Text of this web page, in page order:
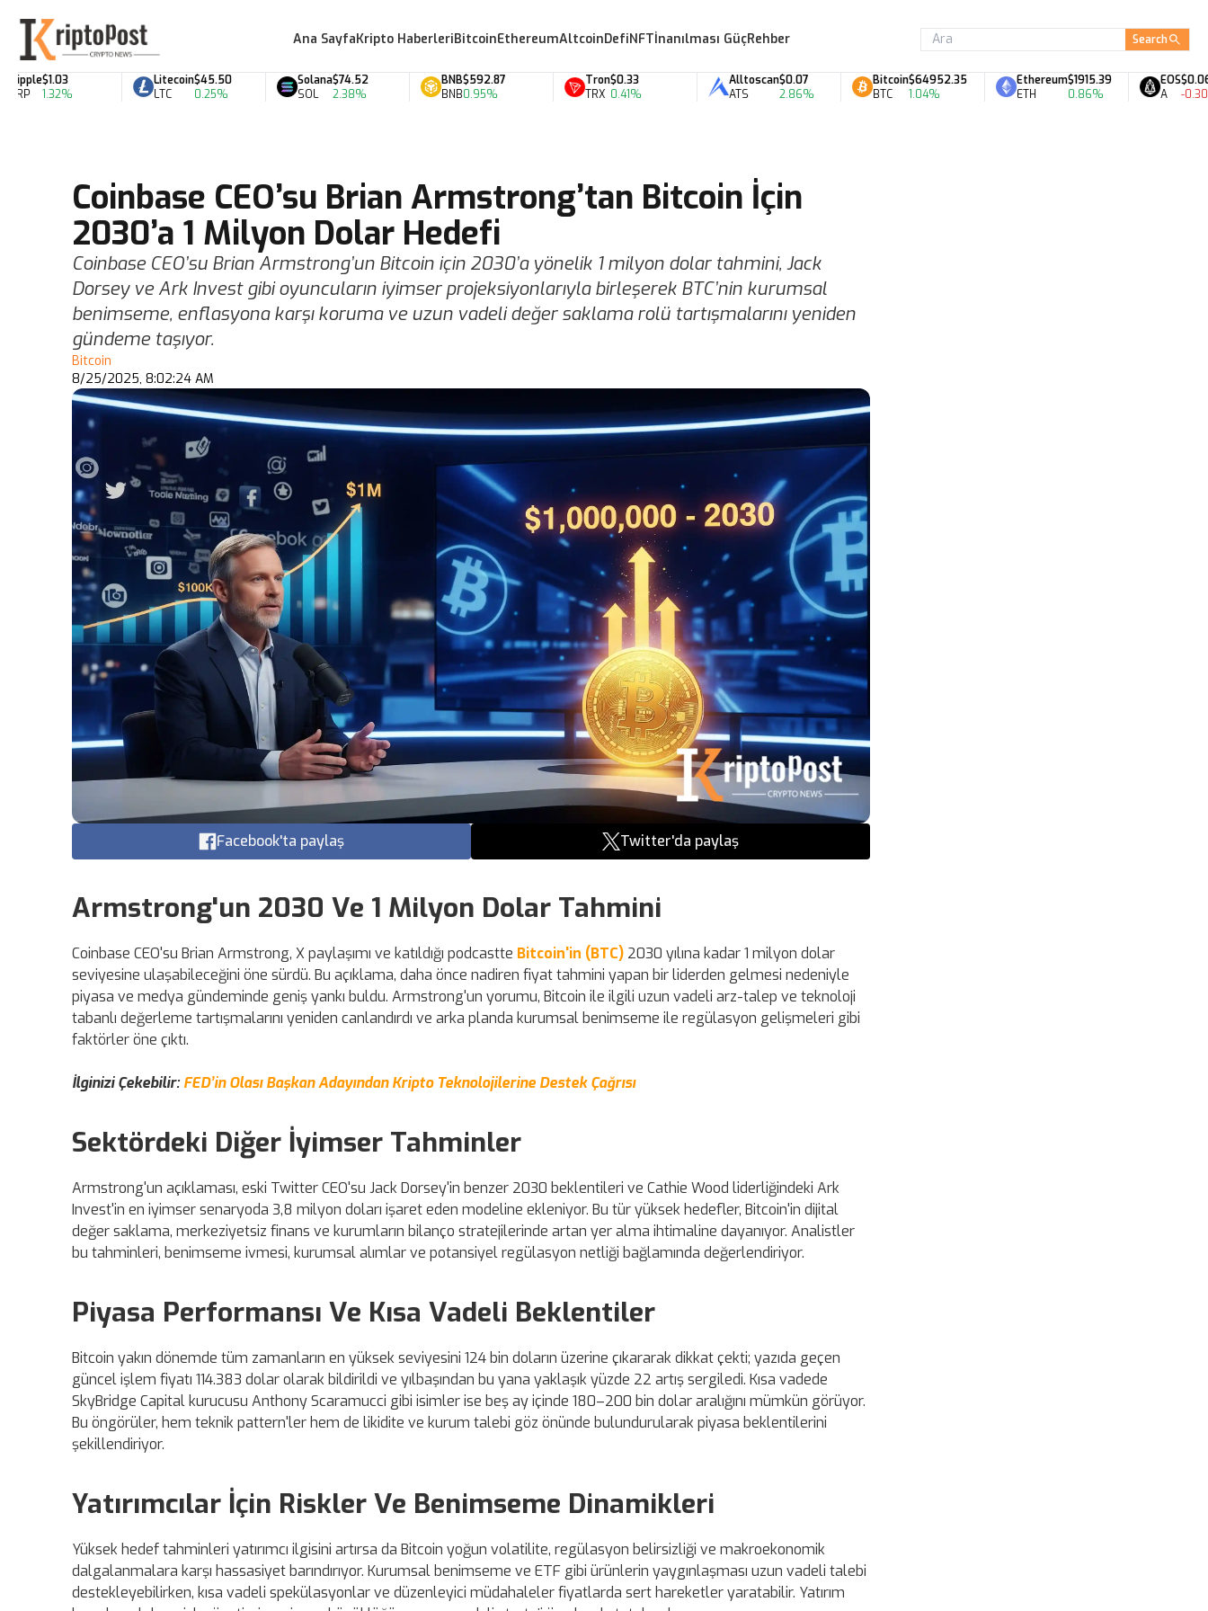
Ana SayfaKripto HaberleriBitcoinEthereumAltcoinDefiNFTİnanılması GüçRehber Search
$1.03
1.32%
Litecoin
LTC
$45.50
0.25%
Solana
SOL
$74.52
2.38%
BNB
BNB
$592.87
0.95%
Tron
TRX
$0.33
0.41%
Alltoscan
ATS
$0.07
2.86%
Bitcoin
BTC
$64952.35
1.04%
Ethereum
ETH
$1915.39
0.86%
EOS$0.06
-0.30%
Coinbase CEO’su Brian Armstrong’tan Bitcoin İçin
2030’a 1 Milyon Dolar Hedefi
Coinbase CEO’su Brian Armstrong’un Bitcoin için 2030’a yönelik 1 milyon dolar tahmini, Jack
Dorsey ve Ark Invest gibi oyuncuların iyimser projeksiyonlarıyla birleşerek BTC’nin kurumsal
benimseme, enflasyona karşı koruma ve uzun vadeli değer saklama rolü tartışmalarını yeniden
gündeme taşıyor.
Bitcoin
8/25/2025, 8:02:24 AM
Facebook'ta paylaş Twitter'da paylaş
Armstrong'un 2030 Ve 1 Milyon Dolar Tahmini
Coinbase CEO'su Brian Armstrong, X paylaşımı ve katıldığı podcastte Bitcoin'in (BTC) 2030 yılına kadar 1 milyon dolar
seviyesine ulaşabileceğini öne sürdü. Bu açıklama, daha önce nadiren fiyat tahmini yapan bir liderden gelmesi nedeniyle
piyasa ve medya gündeminde geniş yankı buldu. Armstrong'un yorumu, Bitcoin ile ilgili uzun vadeli arz-talep ve teknoloji
tabanlı değerleme tartışmalarını yeniden canlandırdı ve arka planda kurumsal benimseme ile regülasyon gelişmeleri gibi
faktörler öne çıktı.
İlginizi Çekebilir:FED’in Olası Başkan Adayından Kripto Teknolojilerine Destek Çağrısı
Sektördeki Diğer İyimser Tahminler
Armstrong'un açıklaması, eski Twitter CEO'su Jack Dorsey'in benzer 2030 beklentileri ve Cathie Wood liderliğindeki Ark
Invest'in en iyimser senaryoda 3,8 milyon doları işaret eden modeline ekleniyor. Bu tür yüksek hedefler, Bitcoin'in dijital
değer saklama, merkeziyetsiz finans ve kurumların bilanço stratejilerinde artan yer alma ihtimaline dayanıyor. Analistler
bu tahminleri, benimseme ivmesi, kurumsal alımlar ve potansiyel regülasyon netliği bağlamında değerlendiriyor.
Piyasa Performansı Ve Kısa Vadeli Beklentiler
Bitcoin yakın dönemde tüm zamanların en yüksek seviyesini 124 bin doların üzerine çıkararak dikkat çekti; yazıda geçen
güncel işlem fiyatı 114.383 dolar olarak bildirildi ve yılbaşından bu yana yaklaşık yüzde 22 artış sergiledi. Kısa vadede
SkyBridge Capital kurucusu Anthony Scaramucci gibi isimler ise beş ay içinde 180–200 bin dolar aralığını mümkün görüyor.
Bu öngörüler, hem teknik pattern'ler hem de likidite ve kurum talebi göz önünde bulundurularak piyasa beklentilerini
şekillendiriyor.
Yatırımcılar İçin Riskler Ve Benimseme Dinamikleri
Yüksek hedef tahminleri yatırımcı ilgisini artırsa da Bitcoin yoğun volatilite, regülasyon belirsizliği ve makroekonomik
dalgalanmalara karşı hassasiyet barındırıyor. Kurumsal benimseme ve ETF gibi ürünlerin yaygınlaşması uzun vadeli talebi
destekleyebilirken, kısa vadeli spekülasyonlar ve düzenleyici müdahaleler fiyatlarda sert hareketler yaratabilir. Yatırım